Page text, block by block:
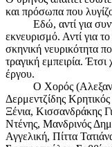
και πρόσωπα που
Εδώ, αντί για
εκνευρισμό. Αντί για
σκηνική νευρικότητα
τραγική εμπειρία.
έργου.
Ο Χορός
Δερμεντζίδης
Ξένια, Κισσανδράκης
Ντένης, Μανδρινός
Αγγελική, Πίττα